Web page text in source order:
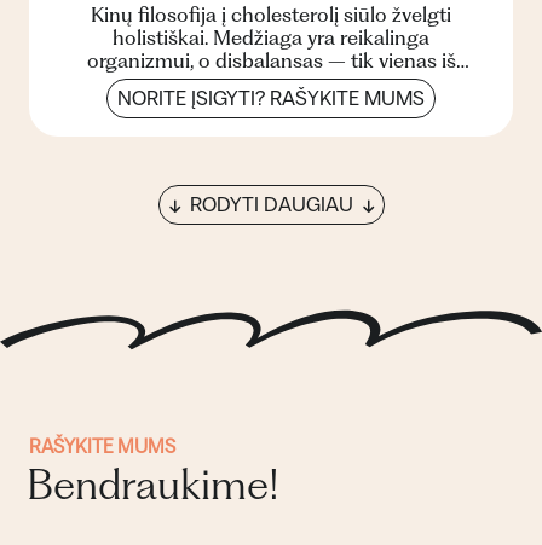
Kinų filosofija į cholesterolį siūlo žvelgti
holistiškai. Medžiaga yra reikalinga
organizmui, o disbalansas – tik vienas iš
sutrikusios sveikatos požy...
NORITE ĮSIGYTI? RAŠYKITE MUMS
RODYTI DAUGIAU
RAŠYKITE MUMS
Bendraukime!